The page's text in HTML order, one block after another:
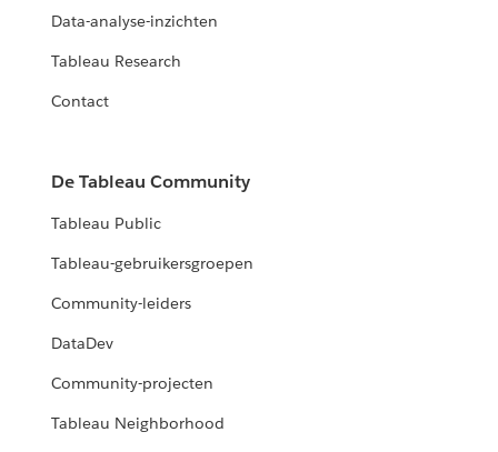
Data-analyse-inzichten
Tableau Research
Contact
De Tableau Community
Tableau Public
Tableau-gebruikersgroepen
Community-leiders
DataDev
Community-projecten
Tableau Neighborhood